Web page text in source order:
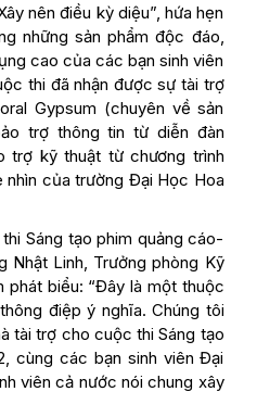
nên điều kỳ diệu”, hứa hẹn
những sản phẩm độc đáo,
cao của các bạn sinh viên
thi đã nhận được sự tài trợ
Gypsum (chuyên về sản
trợ thông tin từ diễn đàn
trợ kỹ thuật từ chương trình
của trường Đại Học Hoa
Sáng tạo phim quảng cáo-
Nhật Linh, Trưởng phòng Kỹ
phát biểu: “Đây là một thuộc
điệp ý nghĩa. Chúng tôi
tài trợ cho cuộc thi Sáng tạo
cùng các bạn sinh viên Đại
viên cả nước nói chung xây